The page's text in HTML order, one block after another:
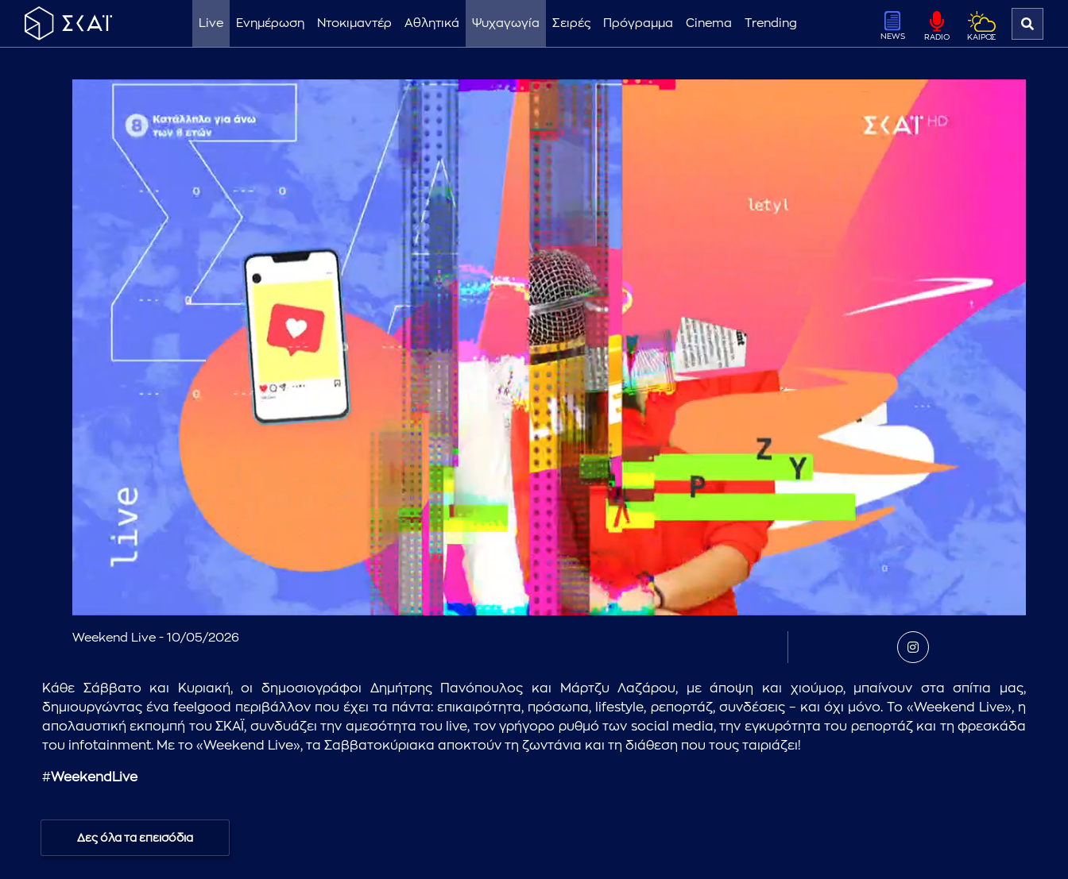
Live Ενημέρωση Ντοκιμαντέρ Αθλητικά Ψυχαγωγία Σειρές Πρόγραμμα Cinema Trending
NEWS RADIO ΚΑΙΡΟΣ
Weekend Live - 10/05/2026
Κάθε Σάββατο και Κυριακή, οι δημοσιογράφοι Δημήτρης Πανόπουλος και Μάρτζυ Λαζάρου, με άποψη και χιούμορ, μπαίνουν στα σπίτια μας,
δημιουργώντας ένα feelgood περιβάλλον που έχει τα πάντα: επικαιρότητα, πρόσωπα, lifestyle, ρεπορτάζ, συνδέσεις – και όχι μόνο. Το «Weekend Live», η
απολαυστική εκπομπή του ΣΚΑΪ, συνδυάζει την αμεσότητα του live, τον γρήγορο ρυθμό των social media, την εγκυρότητα του ρεπορτάζ και τη φρεσκάδα
του infotainment. Με το «Weekend Live», τα Σαββατοκύριακα αποκτούν τη ζωντάνια και τη διάθεση που τους ταιριάζει!
#WeekendLive
Δες όλα τα επεισόδια